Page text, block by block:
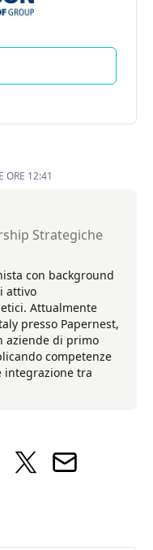
ORE 12:41
Strategiche
con background
attivo
Attualmente
presso Papernest,
aziende di primo
competenze
integrazione tra